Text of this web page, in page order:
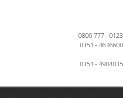
0800 777 - 0123
0351 - 4636600
0351 - 4904035